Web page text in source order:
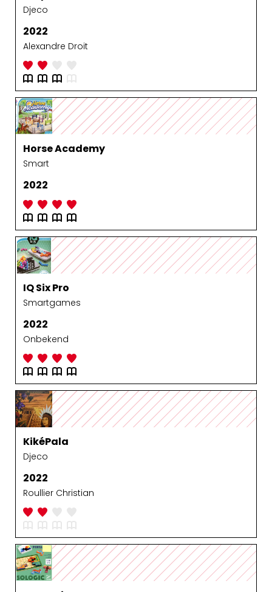
Djeco
2022
Alexandre Droit
Horse Academy
Smart
2022
IQ Six Pro
Smartgames
2022
Onbekend
KikéPala
Djeco
2022
Roullier Christian